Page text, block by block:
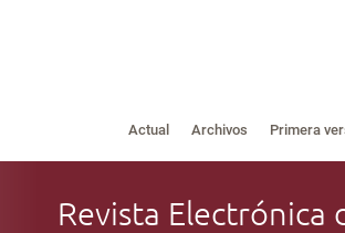
Actual Archivos Primera
Revista Electrónica